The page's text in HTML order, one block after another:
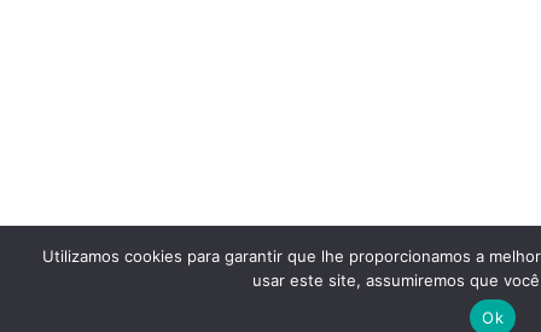
Utilizamos cookies para garantir que lhe proporcionamos a
usar este site, assumiremos que
Ok